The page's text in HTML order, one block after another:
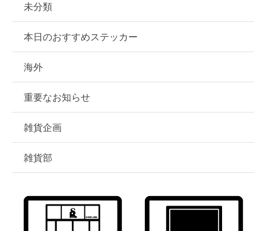
未分類
本日のおすすめステッカー
海外
重要なお知らせ
雑貨企画
雑貨部